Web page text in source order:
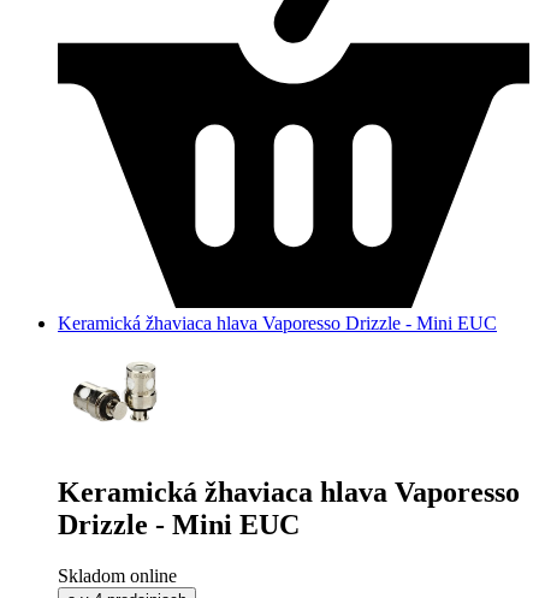
Keramická žhaviaca hlava Vaporesso Drizzle - Mini EUC
Keramická žhaviaca hlava Vaporesso
Drizzle - Mini EUC
Skladom online